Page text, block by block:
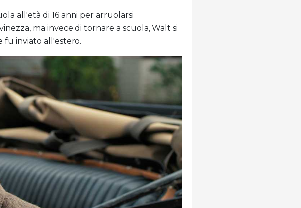
all'età di 16 anni per arruolarsi
ma invece di tornare a scuola, Walt si
fu inviato all'estero.